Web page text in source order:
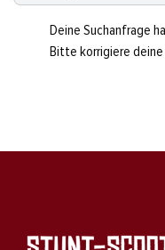
Deine Suchanfrage
Bitte korrigiere deine